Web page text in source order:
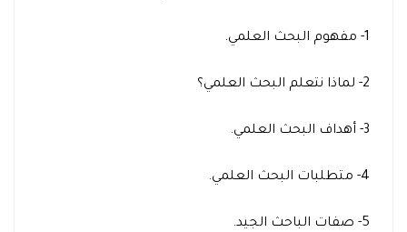
1- مفهوم البحث العلمي.
2- لماذا نتعلم البحث العلمي؟
3- أهداف البحث العلمي.
4- متطلبات البحث العلمي.
5- صفات الباحث الجيد.